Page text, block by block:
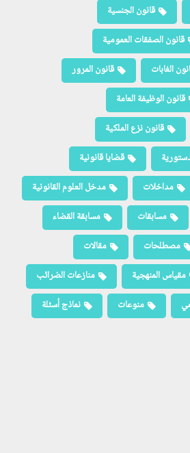
قانون الجنسية
قانون الصفقات العمومية
الغابات
قانون المرور
قانون الوظيفة العامة
قانون نزع الملكية
قضايا قانونية
مداخلات
مدخل العلوم القانونية
مسابقات
مسابقة القضاء
مصطلحات
مقالات
مقياس المنهجية
منازعات الضرائب
منوعات
نماذج أسئلة